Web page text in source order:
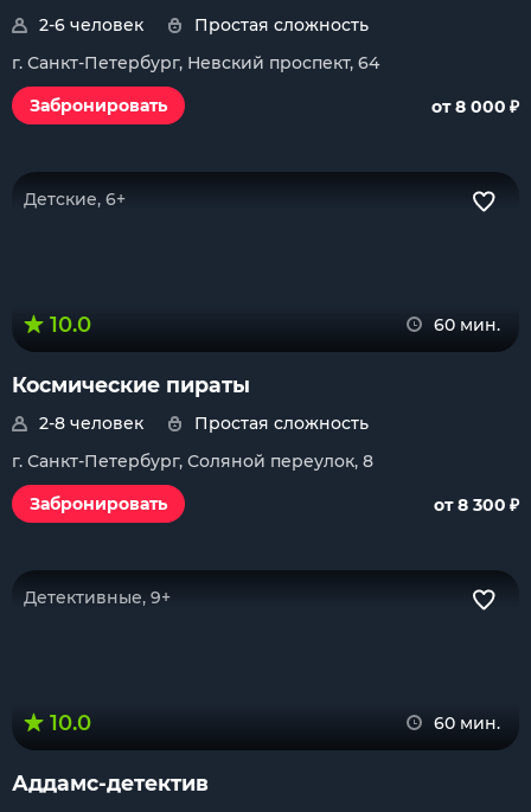
2-6 человек
Простая сложность
г. Санкт-Петербург, Невский проспект, 64
Забронировать
от 8 000 ₽
Детские, 6+
10.0 60 мин.
Космические пираты
2-8 человек
Простая сложность
г. Санкт-Петербург, Соляной переулок, 8
Забронировать
от 8 300 ₽
Детективные, 9+
10.0 60 мин.
Аддамс-детектив